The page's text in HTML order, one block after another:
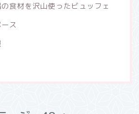
食材を沢山使ったビュッフェ
ス